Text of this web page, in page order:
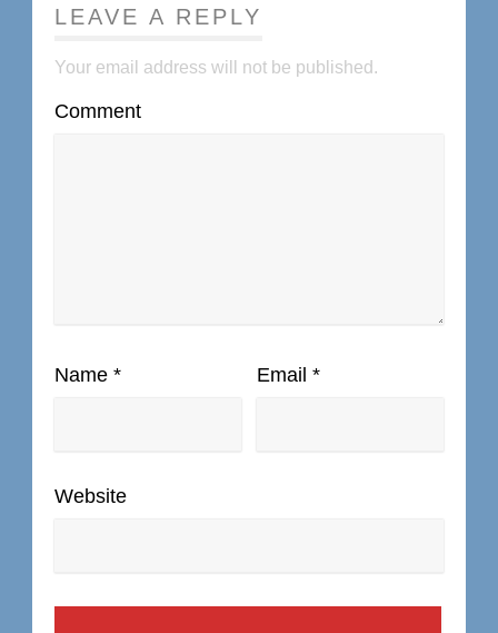
LEAVE A REPLY
Your email address will not be published.
Comment
Name * Email *
Website